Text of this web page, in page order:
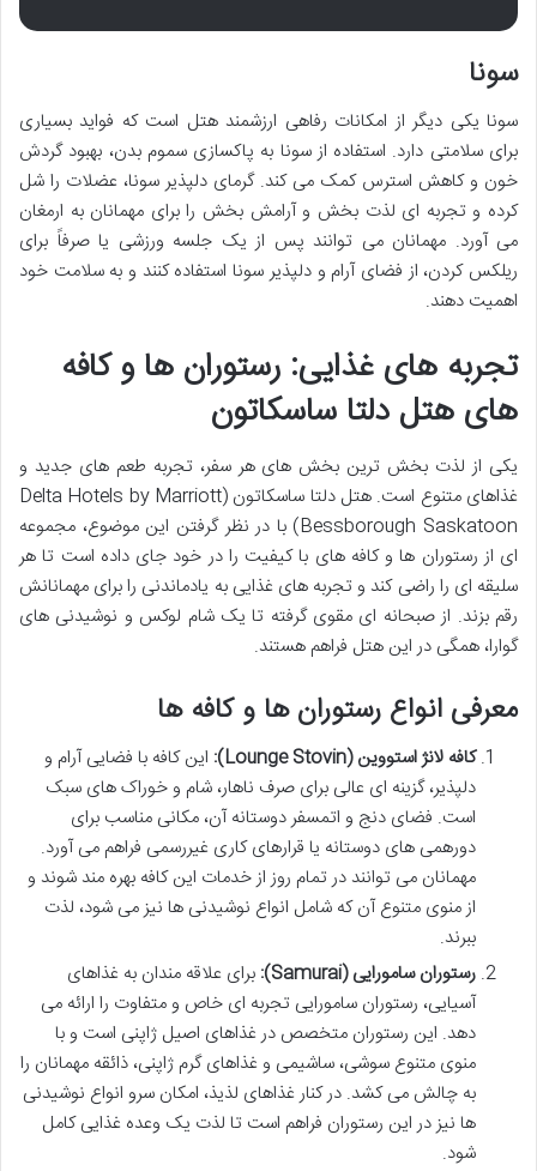
سونا
سونا یکی دیگر از امکانات رفاهی ارزشمند هتل است که فواید بسیاری
برای سلامتی دارد. استفاده از سونا به پاکسازی سموم بدن، بهبود گردش
خون و کاهش استرس کمک می کند. گرمای دلپذیر سونا، عضلات را شل
کرده و تجربه ای لذت بخش و آرامش بخش را برای مهمانان به ارمغان
می آورد. مهمانان می توانند پس از یک جلسه ورزشی یا صرفاً برای
ریلکس کردن، از فضای آرام و دلپذیر سونا استفاده کنند و به سلامت خود
اهمیت دهند.
تجربه های غذایی: رستوران ها و کافه
های هتل دلتا ساسکاتون
یکی از لذت بخش ترین بخش های هر سفر، تجربه طعم های جدید و
غذاهای متنوع است. هتل دلتا ساسکاتون (Delta Hotels by Marriott
Bessborough Saskatoon) با در نظر گرفتن این موضوع، مجموعه
ای از رستوران ها و کافه های با کیفیت را در خود جای داده است تا هر
سلیقه ای را راضی کند و تجربه های غذایی به یادماندنی را برای مهمانانش
رقم بزند. از صبحانه ای مقوی گرفته تا یک شام لوکس و نوشیدنی های
گوارا، همگی در این هتل فراهم هستند.
معرفی انواع رستوران ها و کافه ها
کافه لانژ استووین (Lounge Stovin):
این کافه با فضایی آرام و
دلپذیر، گزینه ای عالی برای صرف ناهار، شام و خوراک های سبک
است. فضای دنج و اتمسفر دوستانه آن، مکانی مناسب برای
دورهمی های دوستانه یا قرارهای کاری غیررسمی فراهم می آورد.
مهمانان می توانند در تمام روز از خدمات این کافه بهره مند شوند و
از منوی متنوع آن که شامل انواع نوشیدنی ها نیز می شود، لذت
ببرند.
رستوران سامورایی (Samurai):
برای علاقه مندان به غذاهای
آسیایی، رستوران سامورایی تجربه ای خاص و متفاوت را ارائه می
دهد. این رستوران متخصص در غذاهای اصیل ژاپنی است و با
منوی متنوع سوشی، ساشیمی و غذاهای گرم ژاپنی، ذائقه مهمانان را
به چالش می کشد. در کنار غذاهای لذیذ، امکان سرو انواع نوشیدنی
ها نیز در این رستوران فراهم است تا لذت یک وعده غذایی کامل
شود.